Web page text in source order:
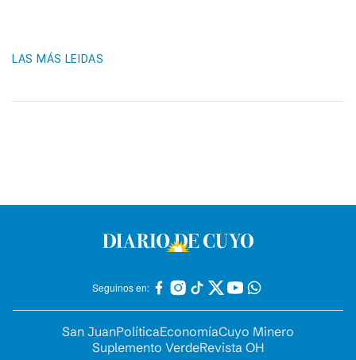
LAS MÁS LEIDAS
Seguinos en:
San JuanPolíticaEconomíaCuyo Minero
Suplemento VerdeRevista OH